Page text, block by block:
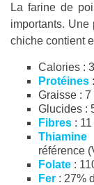
La farine de
importants.
chiche contient
Calories :
Protéines
Graisse :
Glucides :
Fibres :
Thiamine
référence
Folate :
Fer : 27%